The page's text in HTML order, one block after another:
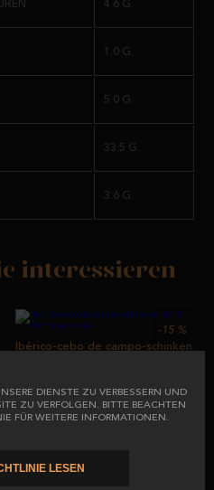
DIENSTE ZU VERBESSERN UND
ZU VERFOLGEN. BITTE BEACHTEN
FÜR WEITERE INFORMATIONEN.
4.6 G.
1.0 G.
5.0 G.
33.5 G.
3.6 G.
interessieren
Ibérico-cebo de campo-schinken
ab
vorher
-15 %
LESEN